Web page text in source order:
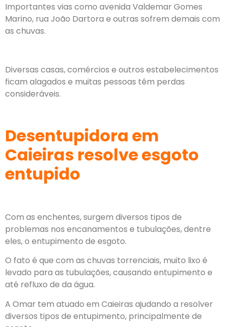
Importantes vias como avenida Valdemar Gomes
Marino, rua João Dartora e outras sofrem demais com
as chuvas.
Diversas casas, comércios e outros estabelecimentos
ficam alagados e muitas pessoas têm perdas
consideráveis.
Desentupidora em
Caieiras resolve esgoto
entupido
Com as enchentes, surgem diversos tipos de
problemas nos encanamentos e tubulações, dentre
eles, o entupimento de esgoto.
O fato é que com as chuvas torrenciais, muito lixo é
levado para as tubulações, causando entupimento e
até refluxo de da água.
A Omar tem atuado em Caieiras ajudando a resolver
diversos tipos de entupimento, principalmente de